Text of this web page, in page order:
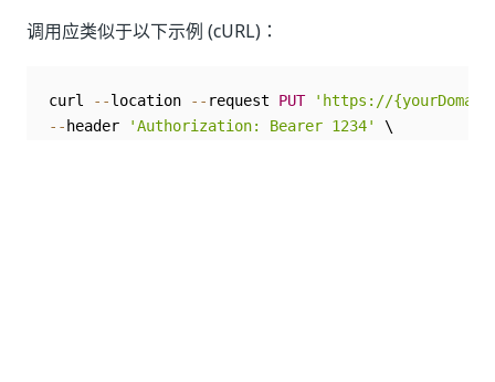
调用应类似于以下示例 (cURL)：
curl --location -- request PUT
'https://
-- header 'Authorization: Bearer 1234'